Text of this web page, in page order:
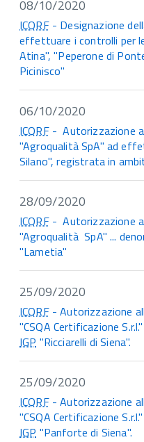
08/10/2020
ICQRF- Designazione
effettuare i controlli per
Atina", "Peperone di
Picinisco"
06/10/2020
ICQRF- Autorizzazione
"Agroqualità SpA" ad
Silano", registrata in
28/09/2020
ICQRF- Autorizzazione
"Agroqualità SpA" ...
"Lametia"
25/09/2020
ICQRF- Autorizzazione
"CSQA Certificazione
IGP "Ricciarelli di Siena".
25/09/2020
ICQRF- Autorizzazione
"CSQA Certificazione
IGP "Panforte di Siena".